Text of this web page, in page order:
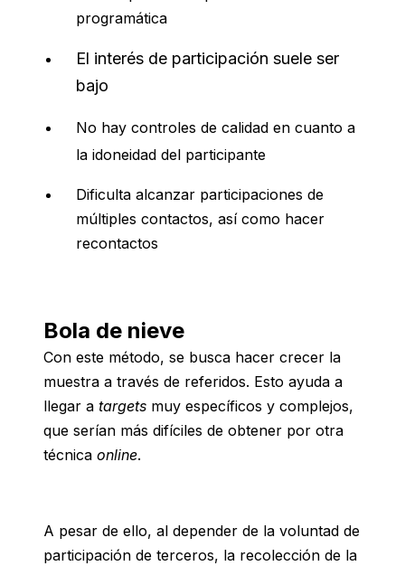
programática
El interés de participación suele ser
bajo
No hay controles de calidad en cuanto a
la idoneidad del participante
Dificulta alcanzar participaciones de
múltiples contactos, así como hacer
recontactos
Bola de nieve
Con este método, se busca hacer crecer la
muestra a través de referidos. Esto ayuda a
llegar a targets muy específicos y complejos,
que serían más difíciles de obtener por otra
técnica online.
A pesar de ello, al depender de la voluntad de
participación de terceros, la recolección de la